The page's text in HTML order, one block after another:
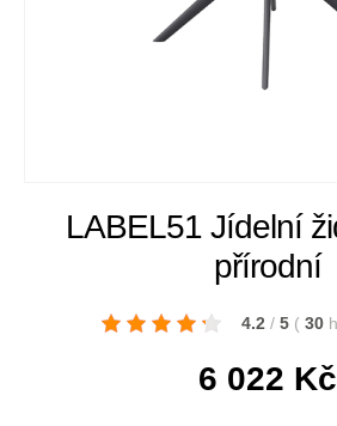
LABEL51 Jídelní
přírodní
4.2 / 5 ( 30
6 022 Kč